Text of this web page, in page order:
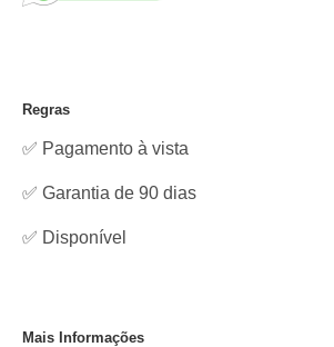
Regras
✅ Pagamento à vista
✅ Garantia de 90 dias
✅ Disponível
Mais Informações